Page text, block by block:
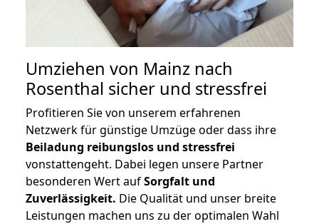
Umziehen von Mainz nach
Rosenthal sicher und stressfrei
Profitieren Sie von unserem erfahrenen
Netzwerk für günstige Umzüge oder dass ihre
Beiladung reibungslos und stressfrei
vonstattengeht. Dabei legen unsere Partner
besonderen Wert aufSorgfalt und
Zuverlässigkeit. Die Qualität und unser breite
Leistungen machen uns zu der optimalen Wahl